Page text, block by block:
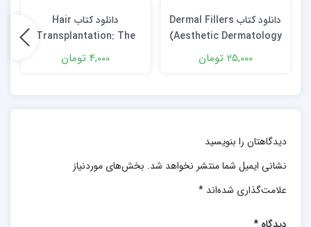
دانلود کتاب Dermal Fillers
(Aesthetic Dermatology
Vol. 4) 1st Edition +
Video
25,000 تومان
دانلود کتاب Hair
Transplantation: The
Art of Micrografting
and Minigrafting 2nd
4,000 تومان
دیدگاهتان را بنویسید
نشانی ایمیل شما منتشر نخواهد شد. بخش‌های موردنیاز
علامت‌گذاری شده‌اند *